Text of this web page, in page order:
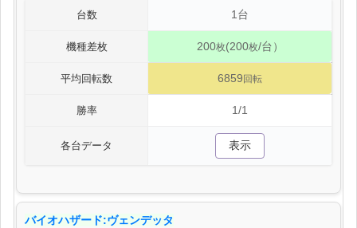
台数 1台
機種差枚 200枚(200枚/台）
平均回転数 6859回転
勝率 1/1
各台データ 表示
バイオハザード:ヴェンデッタ